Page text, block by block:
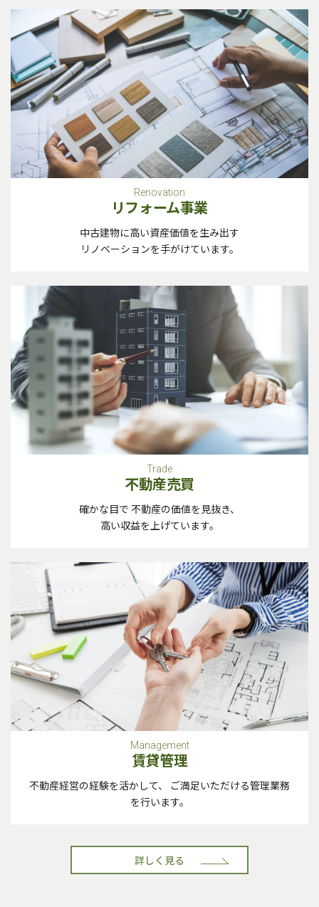
Renovation
リフォーム事業
中古建物に高い資産価値を生み出す
リノベーションを手がけています。
Trade
不動産売買
確かな目で 不動産の価値を見抜き、
高い収益を上げています。
Management
賃貸管理
不動産経営の経験を活かして、 ご満足いただける管理業務
を行います。
詳しく見る